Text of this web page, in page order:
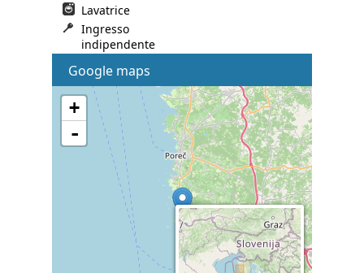
Lavatrice
Ingresso
indipendente
Google maps